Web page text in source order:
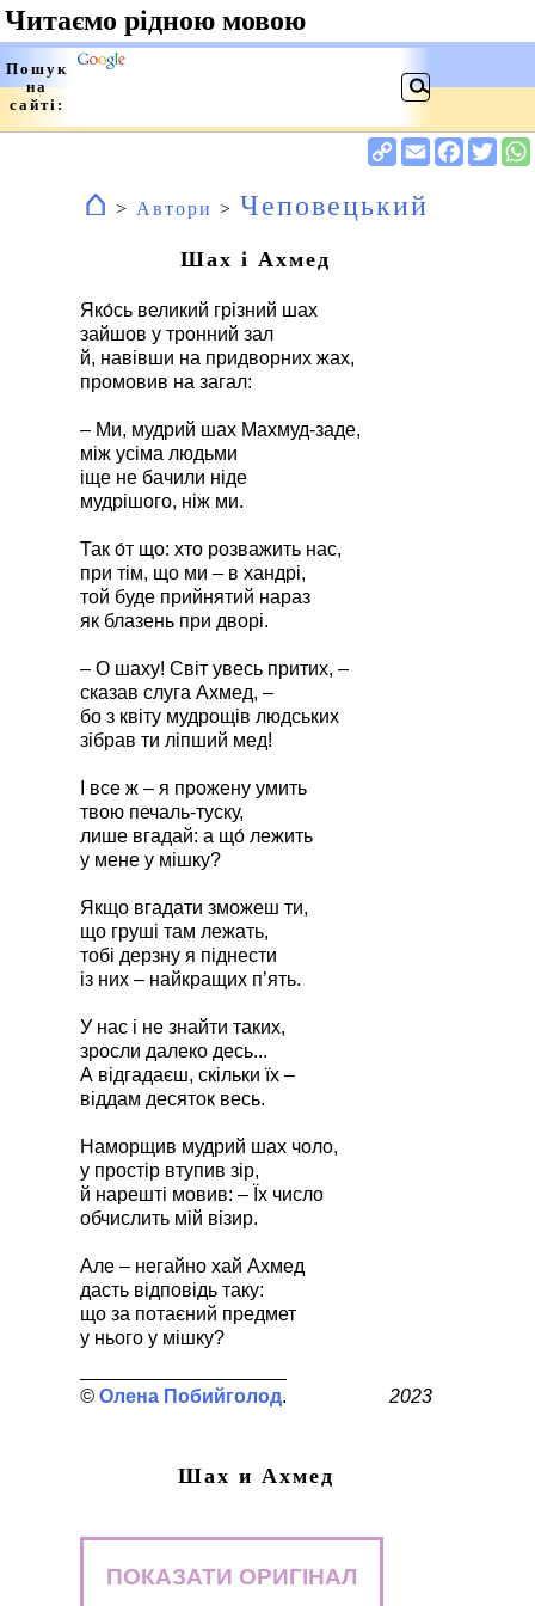
⌂ > Автори > Чеповецький
Шах і Ахмед
Яко́сь великий грізний шах
зайшов у тронний зал
й, навівши на придворних жах,
промовив на загал:
– Ми, мудрий шах Махмуд-заде,
між усіма людьми
іще не бачили ніде
мудрішого, ніж ми.
Так о́т що: хто розважить нас,
при тім, що ми – в хандрі,
той буде прийнятий нараз
як блазень при дворі.
– О шаху! Світ увесь притих, –
сказав слуга Ахмед, –
бо з квіту мудрощів людських
зібрав ти ліпший мед!
І все ж – я прожену умить
твою печаль-туску,
лише вгадай: а що́ лежить
у мене у мішку?
Якщо вгадати зможеш ти,
що груші там лежать,
тобі дерзну я піднести
із них – найкращих п’ять.
У нас і не знайти таких,
зросли далеко десь...
А відгадаєш, скільки їх –
віддам десяток весь.
Наморщив мудрий шах чоло,
у простір втупив зір,
й нарешті мовив: – Їх число
обчислить мій візир.
Але – негайно хай Ахмед
дасть відповідь таку:
що за потаєний предмет
у нього у мішку?
Олена Побийголод 2023
Шах и Ахмед
ПОКАЗАТИ ОРИГІНАЛ